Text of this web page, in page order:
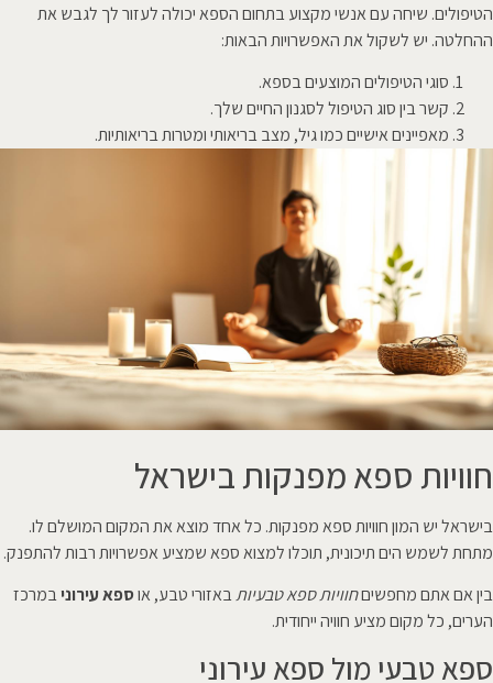
הטיפולים. שיחה עם אנשי מקצוע בתחום הספא יכולה לעזור לך לגבש את
ההחלטה. יש לשקול את האפשרויות הבאות:
סוגי הטיפולים המוצעים בספא.
קשר בין סוג הטיפול לסגנון החיים שלך.
מאפיינים אישיים כמו גיל, מצב בריאותי ומטרות בריאותיות.
חוויות ספא מפנקות בישראל
בישראל יש המון חוויות ספא מפנקות. כל אחד מוצא את המקום המושלם לו.
מתחת לשמש הים תיכונית, תוכלו למצוא ספא שמציע אפשרויות רבות להתפנק.
בין אם אתם מחפשיםחוויות ספא טבעיותבאזורי טבע, אוספא עירוניבמרכז
הערים, כל מקום מציע חוויה ייחודית.
ספא טבעי מול ספא עירוני